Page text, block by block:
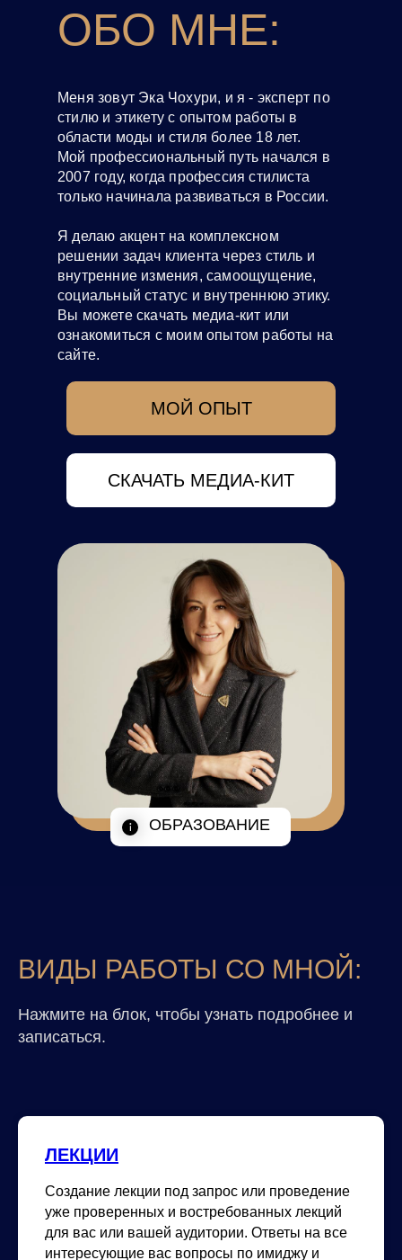
ОБО МНЕ:
Меня зовут Эка Чохури, и я - эксперт по
стилю и этикету с опытом работы в
области моды и стиля более 18 лет.
Мой профессиональный путь начался в
2007 году, когда профессия стилиста
только начинала развиваться в России.
Я делаю акцент на комплексном
решении задач клиента через стиль и
внутренние измения, самоощущение,
социальный статус и внутреннюю этику.
Вы можете скачать медиа-кит или
ознакомиться с моим опытом работы на
сайте.
СКАЧАТЬ МЕДИА-КИТ
ОБРАЗОВАНИЕ
МОЙ ОПЫТ
ВИДЫ РАБОТЫ СО МНОЙ:
Нажмите на блок, чтобы узнать подробнее и
записаться.
ЛЕКЦИИ
Создание лекции под запрос или проведение
уже проверенных и востребованных лекций
для вас или вашей аудитории. Ответы на все
интересующие вас вопросы по имиджу и